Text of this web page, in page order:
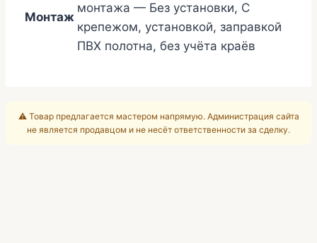
Монтаж
монтажа — Без установки, С
крепежом, установкой, заправкой
ПВХ полотна, без учёта краёв
⚠️ Товар предлагается мастером напрямую. Администрация сайта
не является продавцом и не несёт ответственности за сделку.